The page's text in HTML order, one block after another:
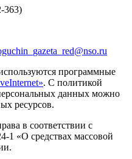
363)
gazeta red@nso.ru
программные
. С политикой
данных можно
ресурсов.
в соответствии с
1 «О средствах массовой